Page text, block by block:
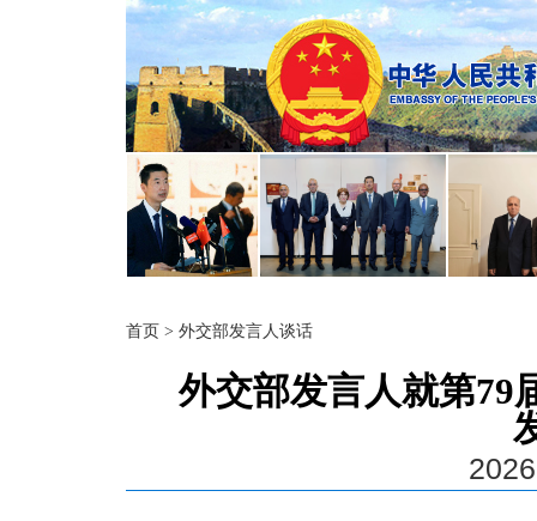
首页 > 外交部发言人谈话
外交部发言人就第79